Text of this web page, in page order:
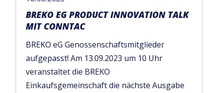
BREKO EG PRODUCT INNOVATION TALK
MIT CONNTAC
BREKO eG Genossenschaftsmitglieder
aufgepasst! Am 13.09.2023 um 10 Uhr
veranstaltet die BREKO
Einkaufsgemeinschaft die nächste Ausgabe